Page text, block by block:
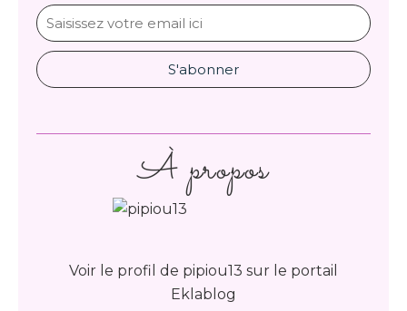
À propos
Voir le profil de pipiou13 sur le portail
Eklablog